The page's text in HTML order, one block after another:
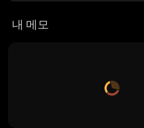
내 메모